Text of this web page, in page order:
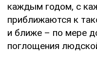
каждым годом, с
приближаются к
и ближе – по мере
поглощения